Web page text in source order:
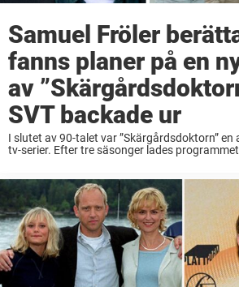
Samuel Fröler
fanns planer på en
av
SVT backade ur
I slutet av 90-talet var ”Skärgårdsdoktorn” en
tv-serier. Efter tre säsonger lades